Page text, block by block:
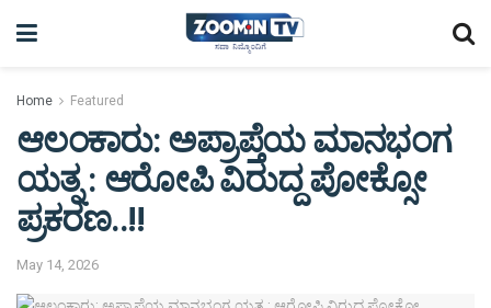
Home Featured
ಆಲಂಕಾರು: ಅಪ್ರಾಪ್ತೆಯ ಮಾನಭಂಗ
ಯತ್ನ : ಆರೋಪಿ ವಿರುದ್ದ ಪೋಕ್ಸೋ
ಪ್ರಕರಣ..!!
May 14, 2026